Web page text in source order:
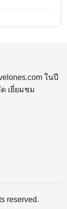
ในปี
เยี่ยมชม
reserved.